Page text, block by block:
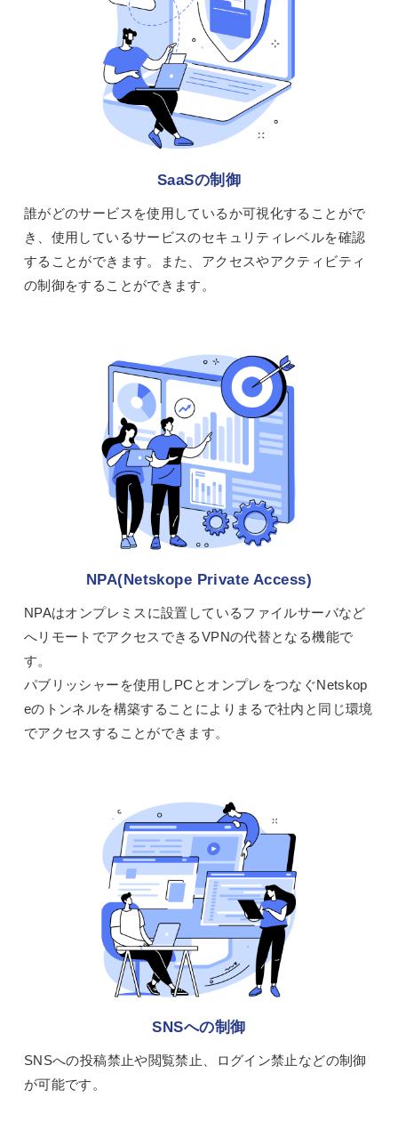
SaaSの制御
誰がどのサービスを使用しているか可視化することがで
き、使用しているサービスのセキュリティレベルを確認
することができます。また、アクセスやアクティビティ
の制御をすることができます。
NPA(Netskope Private Access)
NPAはオンプレミスに設置しているファイルサーバなど
へリモートでアクセスできるVPNの代替となる機能で
す。
パブリッシャーを使用しPCとオンプレをつなぐNetskop
eのトンネルを構築することによりまるで社内と同じ環境
でアクセスすることができます。
SNSへの制御
SNSへの投稿禁止や閲覧禁止、ログイン禁止などの制御
が可能です。